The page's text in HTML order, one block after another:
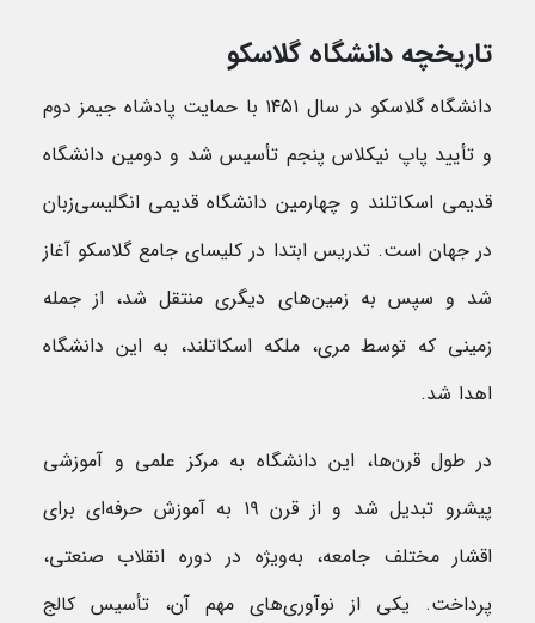
تاریخچه دانشگاه گلاسکو
دانشگاه گلاسکو در سال ۱۴۵۱ با حمایت پادشاه جیمز دوم
و تأیید پاپ نیکلاس پنجم تأسیس شد و دومین دانشگاه
قدیمی اسکاتلند و چهارمین دانشگاه قدیمی انگلیسی‌زبان
در جهان است. تدریس ابتدا در کلیسای جامع گلاسکو آغاز
شد و سپس به زمین‌های دیگری منتقل شد، از جمله
زمینی که توسط مری، ملکه اسکاتلند، به این دانشگاه
اهدا شد.
در طول قرن‌ها، این دانشگاه به مرکز علمی و آموزشی
پیشرو تبدیل شد و از قرن ۱۹ به آموزش حرفه‌ای برای
اقشار مختلف جامعه، به‌ویژه در دوره انقلاب صنعتی،
پرداخت. یکی از نوآوری‌های مهم آن، تأسیس کالج